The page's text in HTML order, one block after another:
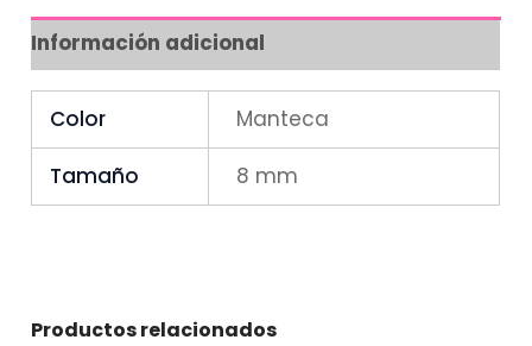
Información adicional
Color
Manteca
Tamaño
8 mm
Productos relacionados